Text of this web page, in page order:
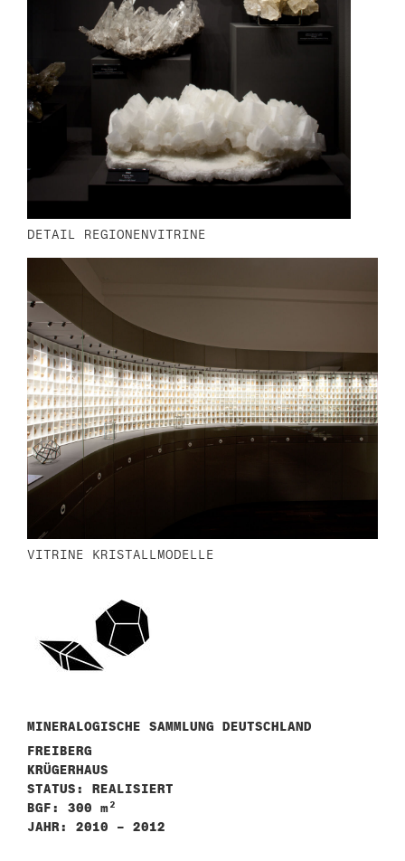
DETAIL REGIONENVITRINE
VITRINE KRISTALLMODELLE
MINERALOGISCHE SAMMLUNG DEUTSCHLAND
FREIBERG
KRÜGERHAUS
STATUS: REALISIERT
BGF: 300 m²
JAHR: 2010 – 2012